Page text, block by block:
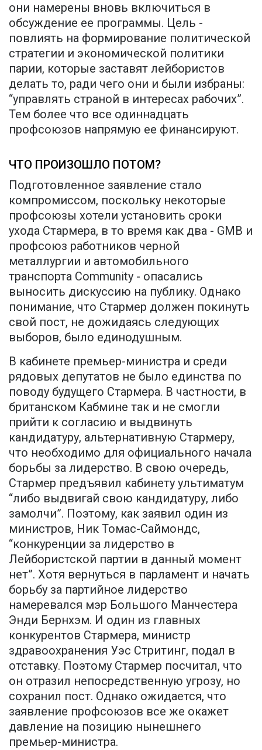
они намерены вновь включиться в
обсуждение ее программы. Цель -
повлиять на формирование политической
стратегии и экономической политики
парии, которые заставят лейбористов
делать то, ради чего они и были избраны:
“управлять страной в интересах рабочих”.
Тем более что все одиннадцать
профсоюзов напрямую ее финансируют.
ЧТО ПРОИЗОШЛО ПОТОМ?
Подготовленное заявление стало
компромиссом, поскольку некоторые
профсоюзы хотели установить сроки
ухода Стармера, в то время как два - GMB и
профсоюз работников черной
металлургии и автомобильного
транспорта Community - опасались
выносить дискуссию на публику. Однако
понимание, что Стармер должен покинуть
свой пост, не дожидаясь следующих
выборов, было единодушным.
В кабинете премьер-министра и среди
рядовых депутатов не было единства по
поводу будущего Стармера. В частности, в
британском Кабмине так и не смогли
прийти к согласию и выдвинуть
кандидатуру, альтернативную Стармеру,
что необходимо для официального начала
борьбы за лидерство. В свою очередь,
Стармер предъявил кабинету ультиматум
“либо выдвигай свою кандидатуру, либо
замолчи”. Поэтому, как заявил один из
министров, Ник Томас-Саймондс,
“конкуренции за лидерство в
Лейбористской партии в данный момент
нет”. Хотя вернуться в парламент и начать
борьбу за партийное лидерство
намеревался мэр Большого Манчестера
Энди Бернхэм. И один из главных
конкурентов Стармера, министр
здравоохранения Уэс Стритинг, подал в
отставку. Поэтому Стармер посчитал, что
он отразил непосредственную угрозу, но
сохранил пост. Однако ожидается, что
заявление профсоюзов все же окажет
давление на позицию нынешнего
премьер-министра.